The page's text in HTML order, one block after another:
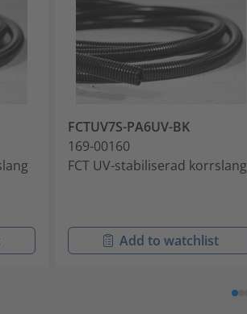
FCTUV7S-PA6UV-BK
169-00160
FCT UV-stabiliserad korrslang
Add to watchlist